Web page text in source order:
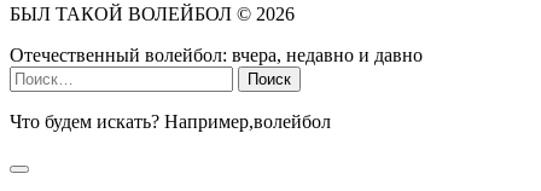
БЫЛ ТАКОЙ ВОЛЕЙБОЛ © 2026
Отечественный волейбол: вчера, недавно и давно
Найти:
Что будем искать? Например,волейбол